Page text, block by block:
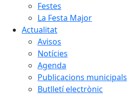
Festes
La Festa Major
Actualitat
Avisos
Notícies
Agenda
Publicacions municipals
Butlletí electrònic